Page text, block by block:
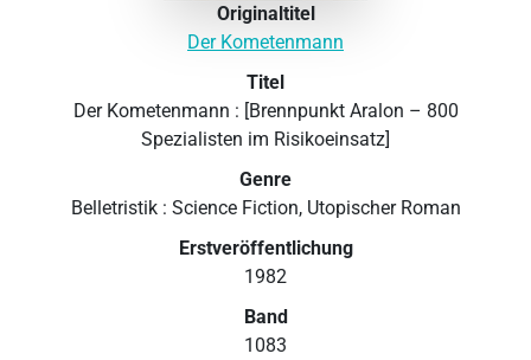
Originaltitel
Der Kometenmann
Titel
Der Kometenmann : [Brennpunkt Aralon – 800
Spezialisten im Risikoeinsatz]
Genre
Belletristik : Science Fiction, Utopischer Roman
Erstveröffentlichung
1982
Band
1083